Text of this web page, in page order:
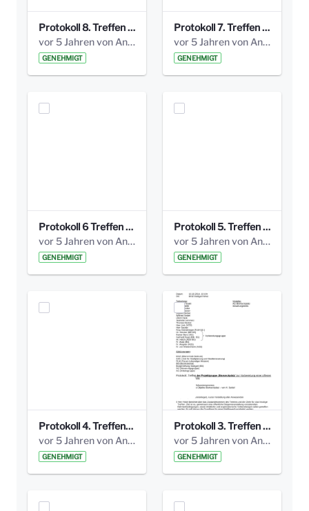
Protokoll 8. Treffen 20150330 AG Bismarckplatz.pdf
vor 5 Jahren von Anni Schlumberger
GENEHMIGT
Protokoll 7. Treffen 20150308 AG Bismarckplatz.pdf
vor 5 Jahren von Anni Schlumberger
GENEHMIGT
Protokoll 6 Treffen 20150205 AG Bismarckplatz.pdf
vor 5 Jahren von Anni Schlumberger
GENEHMIGT
Protokoll 5. Treffen 20141208 AG Bismarkplatz.pdf
vor 5 Jahren von Anni Schlumberger
GENEHMIGT
Protokoll 4. Treffen_20141113 AG Bismarckplatz.pdf
vor 5 Jahren von Anni Schlumberger
GENEHMIGT
Protokoll 3. Treffen 20141016 AG Bismarckplatz.pdf
vor 5 Jahren von Anni Schlumberger
GENEHMIGT